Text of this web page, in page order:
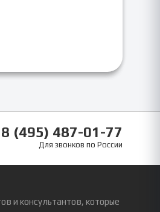
8 (495) 487-01-77
Для звонков по России
и консультантов, которые